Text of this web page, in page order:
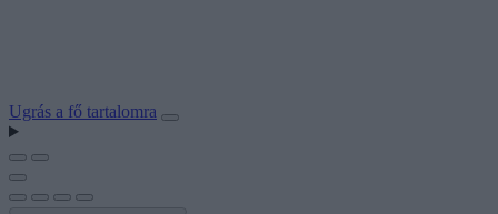
Ugrás a fő tartalomra